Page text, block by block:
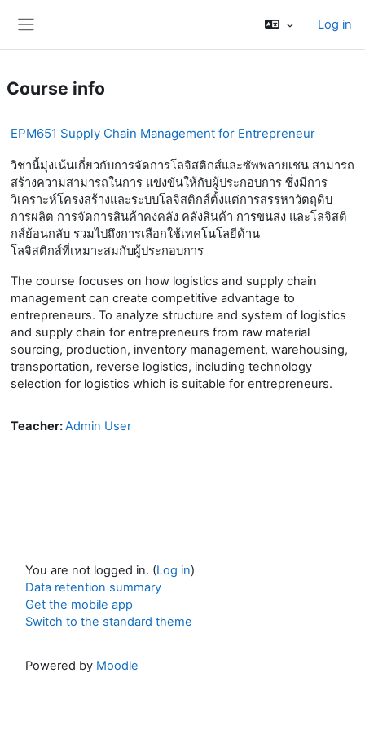
Log in
Course info
EPM651 Supply Chain Management for Entrepreneur
วิชานี้มุ่งเน้นเกี่ยวกับการจัดการโลจิสติกส์และซัพพลายเชน สามารถ
สร้างความสามารถในการ แข่งขันให้กับผู้ประกอบการ ซึ่งมีการ
วิเคราะห์โครงสร้างและระบบโลจิสติกส์ตั้งแต่การสรรหาวัตถุดิบ
การผลิต การจัดการสินค้าคงคลัง คลังสินค้า การขนส่ง และโลจิสติ
กส์ย้อนกลับ รวมไปถึงการเลือกใช้เทคโนโลยีด้าน
โลจิสติกส์ที่เหมาะสมกับผู้ประกอบการ
The course focuses on how logistics and supply chain
management can create competitive advantage to
entrepreneurs. To analyze structure and system of logistics
and supply chain for entrepreneurs from raw material
sourcing, production, inventory management, warehousing,
transportation, reverse logistics, including technology
selection for logistics which is suitable for entrepreneurs.
Teacher:Admin User
You are not logged in. (Log in)
Data retention summary
Get the mobile app
Switch to the standard theme
Powered by Moodle